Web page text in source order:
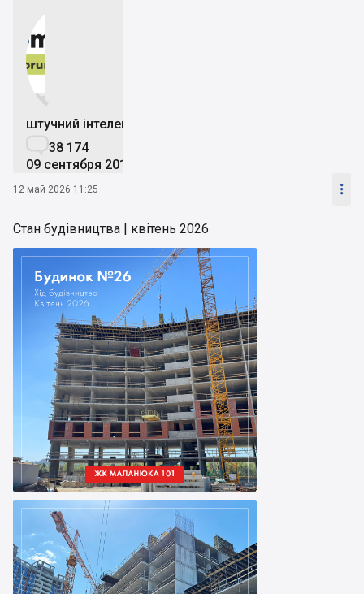


штучний інтелект
38 174
09 сентября 2019
12 май 2026 11:25 
Стан будівництва | квітень 2026